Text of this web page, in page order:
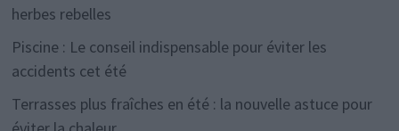
herbes rebelles
Piscine : Le conseil indispensable pour éviter les
accidents cet été
Terrasses plus fraîches en été : la nouvelle astuce pour